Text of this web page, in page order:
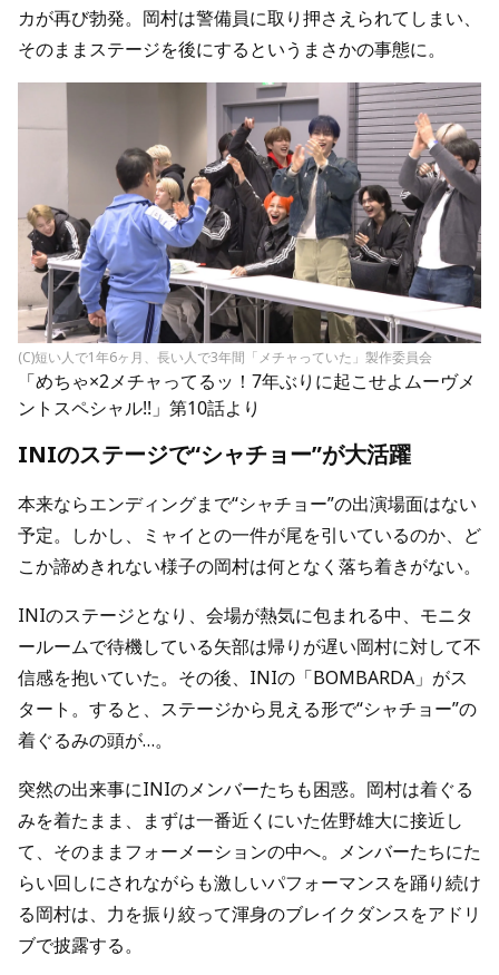
カが再び勃発。岡村は警備員に取り押さえられてしまい、
そのままステージを後にするというまさかの事態に。
(C)短い人で1年6ヶ月、長い人で3年間「メチャっていた」製作委員会
「めちゃ×2メチャってるッ！7年ぶりに起こせよムーヴメ
ントスペシャル!!」第10話より
INIのステージで“シャチョー”が大活躍
本来ならエンディングまで“シャチョー”の出演場面はない
予定。しかし、ミャイとの一件が尾を引いているのか、ど
こか諦めきれない様子の岡村は何となく落ち着きがない。
INIのステージとなり、会場が熱気に包まれる中、モニタ
ールームで待機している矢部は帰りが遅い岡村に対して不
信感を抱いていた。その後、INIの「BOMBARDA」がス
タート。すると、ステージから見える形で“シャチョー”の
着ぐるみの頭が…。
突然の出来事にINIのメンバーたちも困惑。岡村は着ぐる
みを着たまま、まずは一番近くにいた佐野雄大に接近し
て、そのままフォーメーションの中へ。メンバーたちにた
らい回しにされながらも激しいパフォーマンスを踊り続け
る岡村は、力を振り絞って渾身のブレイクダンスをアドリ
ブで披露する。